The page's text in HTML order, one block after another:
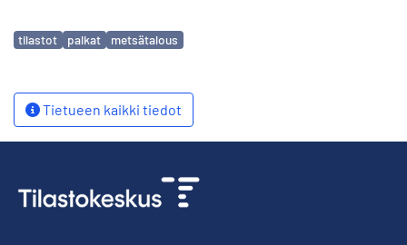
Avainsanat
tilastot palkat metsätalous
Tietueen kaikki tiedot